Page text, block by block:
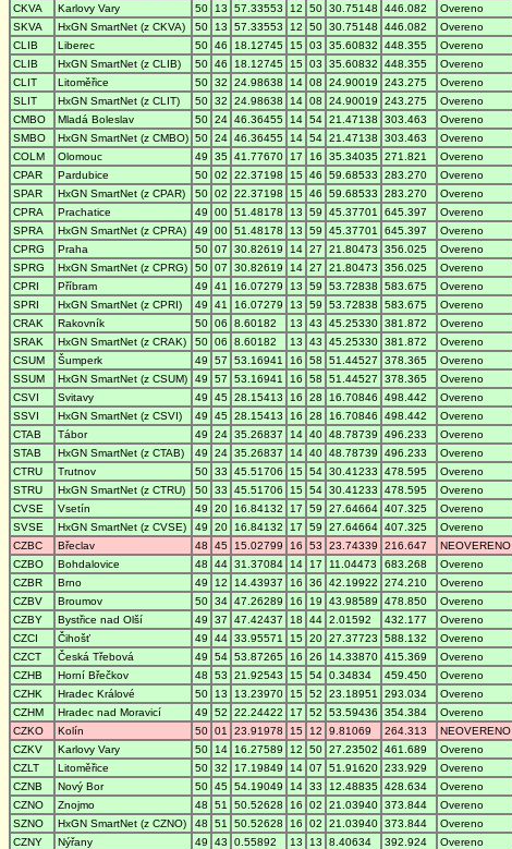
CKVA
Karlovy Vary 50 13 57.33553 12 50 30.75148 446.082 Overeno
SKVA
HxGN SmartNet (z CKVA) 50 13 57.33553 12 50 30.75148 446.082 Overeno
CLIB
Liberec 50 46 18.12745 15 03 35.60832 448.355 Overeno
CLIB
HxGN SmartNet (z CLIB) 50 46 18.12745 15 03 35.60832 448.355 Overeno
CLIT
Litoměřice 50 32 24.98638 14 08 24.90019 243.275 Overeno
SLIT
HxGN SmartNet (z CLIT) 50 32 24.98638 14 08 24.90019 243.275 Overeno
CMBO
Mladá Boleslav 50 24 46.36455 14 54 21.47138 303.463 Overeno
SMBO
HxGN SmartNet (z CMBO) 50 24 46.36455 14 54 21.47138 303.463 Overeno
COLM
Olomouc 49 35 41.77670 17 16 35.34035 271.821 Overeno
CPAR
Pardubice 50 02 22.37198 15 46 59.68533 283.270 Overeno
SPAR
HxGN SmartNet (z CPAR) 50 02 22.37198 15 46 59.68533 283.270 Overeno
CPRA
Prachatice 49 00 51.48178 13 59 45.37701 645.397 Overeno
SPRA
HxGN SmartNet (z CPRA) 49 00 51.48178 13 59 45.37701 645.397 Overeno
CPRG
Praha 50 07 30.82619 14 27 21.80473 356.025 Overeno
SPRG
HxGN SmartNet (z CPRG) 50 07 30.82619 14 27 21.80473 356.025 Overeno
CPRI
Příbram 49 41 16.07279 13 59 53.72838 583.675 Overeno
SPRI
HxGN SmartNet (z CPRI) 49 41 16.07279 13 59 53.72838 583.675 Overeno
CRAK
Rakovník 50 06 8.60182 13 43 45.25330 381.872 Overeno
SRAK
HxGN SmartNet (z CRAK) 50 06 8.60182 13 43 45.25330 381.872 Overeno
CSUM
Šumperk 49 57 53.16941 16 58 51.44527 378.365 Overeno
SSUM
HxGN SmartNet (z CSUM) 49 57 53.16941 16 58 51.44527 378.365 Overeno
CSVI
Svitavy 49 45 28.15413 16 28 16.70846 498.442 Overeno
SSVI
HxGN SmartNet (z CSVI) 49 45 28.15413 16 28 16.70846 498.442 Overeno
CTAB
Tábor 49 24 35.26837 14 40 48.78739 496.233 Overeno
STAB
HxGN SmartNet (z CTAB) 49 24 35.26837 14 40 48.78739 496.233 Overeno
CTRU
Trutnov 50 33 45.51706 15 54 30.41233 478.595 Overeno
STRU
HxGN SmartNet (z CTRU) 50 33 45.51706 15 54 30.41233 478.595 Overeno
CVSE
Vsetín 49 20 16.84132 17 59 27.64664 407.325 Overeno
SVSE
HxGN SmartNet (z CVSE) 49 20 16.84132 17 59 27.64664 407.325 Overeno
CZBC
Břeclav 48 45 15.02799 16 53 23.74339 216.647 NEOVERENO
CZBO
Bohdalovice 48 44 31.37084 14 17 11.04473 683.268 Overeno
CZBR
Brno 49 12 14.43937 16 36 42.19922 274.210 Overeno
CZBV
Broumov 50 34 47.26289 16 19 43.98589 478.850 Overeno
CZBY
Bystřice nad Olší 49 37 47.42437 18 44 2.01592 432.177 Overeno
CZCI
Čihošť 49 44 33.95571 15 20 27.37723 588.132 Overeno
CZCT
Česká Třebová 49 54 53.87265 16 26 14.33870 415.369 Overeno
CZHB
Horní Břečkov 48 53 21.92543 15 54 0.34834 459.450 Overeno
CZHK
Hradec Králové 50 13 13.23970 15 52 23.18951 293.034 Overeno
CZHM
Hradec nad Moravicí 49 52 22.24422 17 52 53.59436 354.384 Overeno
CZKO
Kolín 50 01 23.91978 15 12 9.81069 264.313 NEOVERENO
CZKV
Karlovy Vary 50 14 16.27589 12 50 27.23502 461.689 Overeno
CZLT
Litoměřice 50 32 17.19849 14 07 51.91620 233.929 Overeno
CZNB
Nový Bor 50 45 54.19049 14 33 12.48835 428.634 Overeno
CZNO
Znojmo 48 51 50.52628 16 02 21.03940 373.844 Overeno
SZNO
HxGN SmartNet (z CZNO) 48 51 50.52628 16 02 21.03940 373.844 Overeno
CZNY
Nýřany 49 43 0.55892 13 13 8.40634 392.924 Overeno